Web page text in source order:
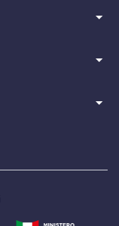
arrow_drop_down
arrow_drop_down
arrow_drop_down